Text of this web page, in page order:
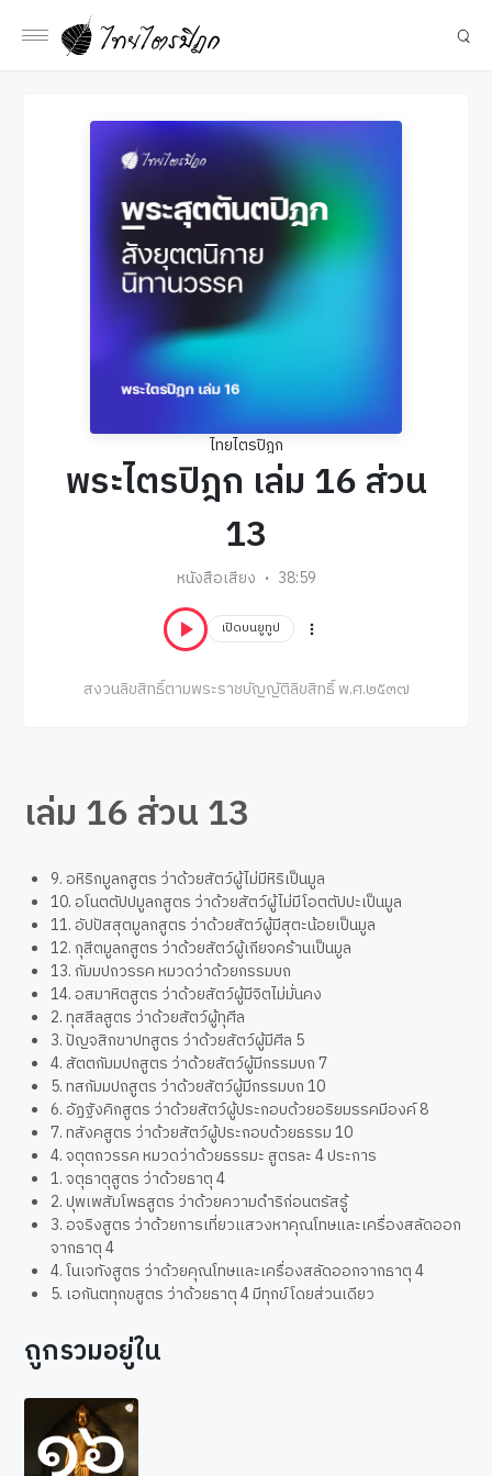
ไทยไตรปิฎก
พระไตรปิฎก เล่ม 16 ส่วน
13
หนังสือเสียง 38:59
เปิดบนยูทูป
สงวนลิขสิทธิ์ตามพระราชบัญญัติลิขสิทธิ์ พ.ศ.๒๕๓๗
เล่ม 16 ส่วน 13
9. อหิริกมูลกสูตร ว่าด้วยสัตว์ผู้ไม่มีหิริเป็นมูล
10. อโนตตัปปมูลกสูตร ว่าด้วยสัตว์ผู้ไม่มีโอตตัปปะเป็นมูล
11. อัปปัสสุตมูลกสูตร ว่าด้วยสัตว์ผู้มีสุตะน้อยเป็นมูล
12. กุสีตมูลกสูตร ว่าด้วยสัตว์ผู้เกียจคร้านเป็นมูล
13. กัมมปถวรรค หมวดว่าด้วยกรรมบถ
14. อสมาหิตสูตร ว่าด้วยสัตว์ผู้มีจิตไม่มั่นคง
2. ทุสสีลสูตร ว่าด้วยสัตว์ผู้ทุศีล
3. ปัญจสิกขาปทสูตร ว่าด้วยสัตว์ผู้มีศีล 5
4. สัตตกัมมปถสูตร ว่าด้วยสัตว์ผู้มีกรรมบถ 7
5. ทสกัมมปถสูตร ว่าด้วยสัตว์ผู้มีกรรมบถ 10
6. อัฏฐังคิกสูตร ว่าด้วยสัตว์ผู้ประกอบด้วยอริยมรรคมีองค์ 8
7. ทสังคสูตร ว่าด้วยสัตว์ผู้ประกอบด้วยธรรม 10
4. จตุตถวรรค หมวดว่าด้วยธรรมะ สูตรละ 4 ประการ
1. จตุธาตุสูตร ว่าด้วยธาตุ 4
2. ปุพเพสัมโพธสูตร ว่าด้วยความดำริก่อนตรัสรู้
3. อจริงสูตร ว่าด้วยการเที่ยวแสวงหาคุณโทษและเครื่องสลัดออก
จากธาตุ 4
4. โนเจทังสูตร ว่าด้วยคุณโทษและเครื่องสลัดออกจากธาตุ 4
5. เอกันตทุกขสูตร ว่าด้วยธาตุ 4 มีทุกข์โดยส่วนเดียว
ถูกรวมอยู่ใน